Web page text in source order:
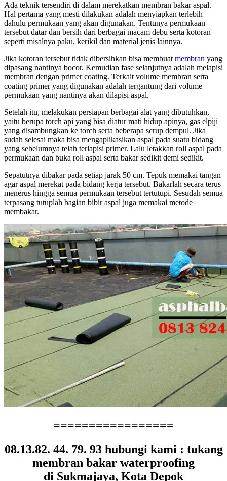
Ada teknik tersendiri di dalam merekatkan membran bakar aspal.
Hal pertama yang mesti dilakukan adalah menyiapkan terlebih
dahulu permukaan yang akan digunakan. Tentunya permukaan
tersebut datar dan bersih dari berbagai macam debu serta kotoran
seperti misalnya paku, kerikil dan material jenis lainnya.
Jika kotoran tersebut tidak dibersihkan bisa membuat membran yang
dipasang nantinya bocor. Kemudian fase selanjutnya adalah melapisi
membran dengan primer coating. Terkait volume membran serta
coating primer yang digunakan adalah tergantung dari volume
permukaan yang nantinya akan dilapisi aspal.
Setelah itu, melakukan persiapan berbagai alat yang dibutuhkan,
yaitu berupa torch api yang bisa diatur mati hidup apinya, gas elpiji
yang disambungkan ke torch serta beberapa scrup dempul. Jika
sudah selesai maka bisa mengaplikasikan aspal pada suatu bidang
yang sebelumnya telah terlapisi primer. Lalu letakkan roll aspal pada
permukaan dan buka roll aspal serta bakar sedikit demi sedikit.
Sepatutnya dibakar pada setiap jarak 50 cm. Tepuk memakai tangan
agar aspal merekat pada bidang kerja tersebut. Bakarlah secara terus
menerus hingga semua permukaan tersebut tertutupi. Sesudah semua
terpasang tutuplah bagian bibir aspal juga memakai metode
membakar.
=================
08.13.82. 44. 79. 93 hubungi kami : tukang
membran bakar waterproofing
di Sukmajaya, Kota Depok